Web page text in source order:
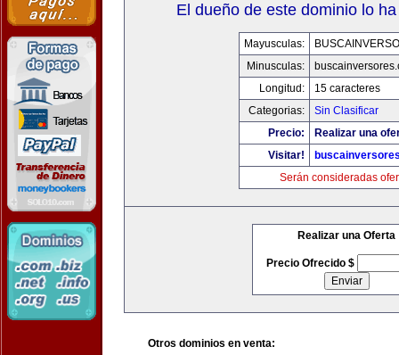
El dueño de este dominio lo
Mayusculas:
Minusculas:
Longitud:
15 caracteres
Categorias:
Sin Clasificar
Precio:
Realizar una
Visitar!
Serán consideradas
Realizar una Oferta
Precio Ofrecido $
Otros dominios en venta: